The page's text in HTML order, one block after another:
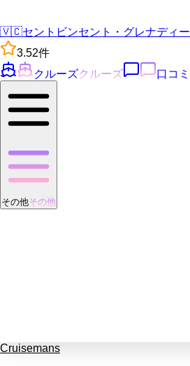
🇻🇨セントビンセント・グレナディ
3.52件
クルーズクルーズ 口コミ
その他その他
Cruisemans